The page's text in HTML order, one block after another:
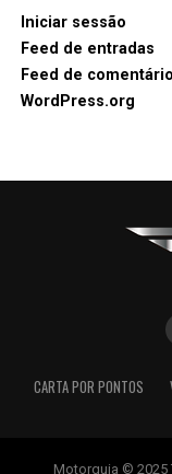
Iniciar sessão
Feed de entradas
Feed de
WordPress.org
CARTA POR PONTOS
Motorguia © 2025